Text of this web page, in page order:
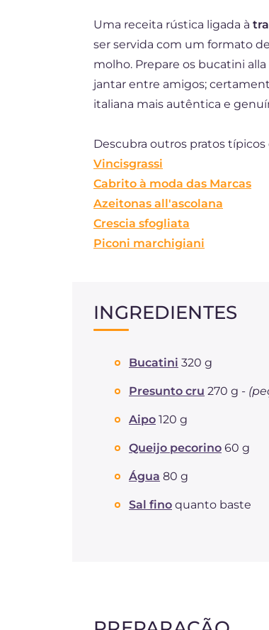
Uma receita rústica ligada à
ser servida com um formato
molho. Prepare os bucatini
jantar entre amigos;
italiana mais autêntica e
Descubra outros pratos
Vincisgrassi
Cabrito à moda das Marcas
Azeitonas all'ascolana
Crescia sfogliata
Piconi marchigiani
INGREDIENTES
Bucatini 320 g
Presunto cru 270 g -
Aipo 120 g
Queijo pecorino 60 g
Água 80 g
Sal fino quanto baste